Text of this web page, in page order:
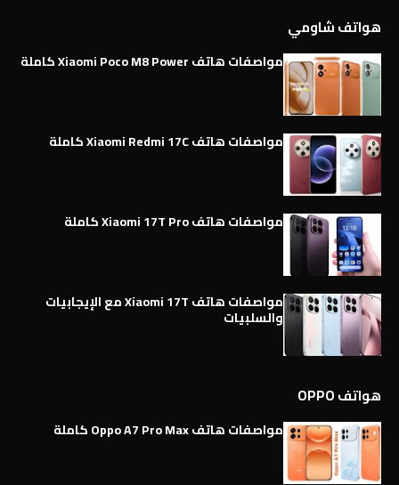
هواتف شاومي
مواصفات هاتف Xiaomi Poco M8 Power كاملة
مواصفات هاتف Xiaomi Redmi 17C كاملة
مواصفات هاتف Xiaomi 17T Pro كاملة
مواصفات هاتف Xiaomi 17T مع الإيجابيات
والسلبيات
هواتف OPPO
مواصفات هاتف Oppo A7 Pro Max كاملة